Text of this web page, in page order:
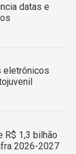
datas e
eletrônicos
R$ 1,3 bilhão
2026-2027